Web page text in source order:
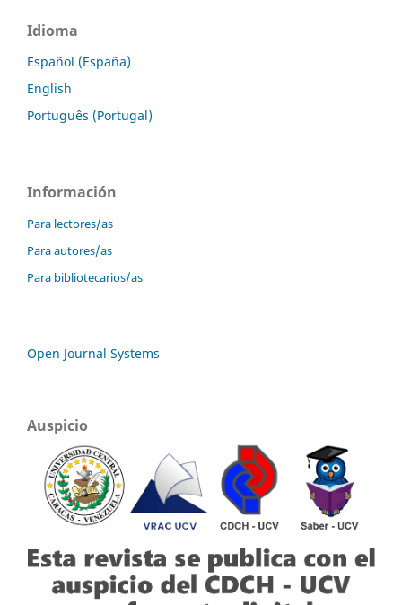
Idioma
Español (España)
English
Português (Portugal)
Información
Para lectores/as
Para autores/as
Para bibliotecarios/as
Open Journal Systems
Auspicio